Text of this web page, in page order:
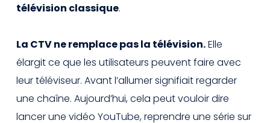
télévision classique.
La CTV ne remplace pas la télévision.Elle
élargit ce que les utilisateurs peuvent faire avec
leur téléviseur. Avant l’allumer signifiait regarder
une chaîne. Aujourd’hui, cela peut vouloir dire
lancer une vidéo YouTube, reprendre une série sur